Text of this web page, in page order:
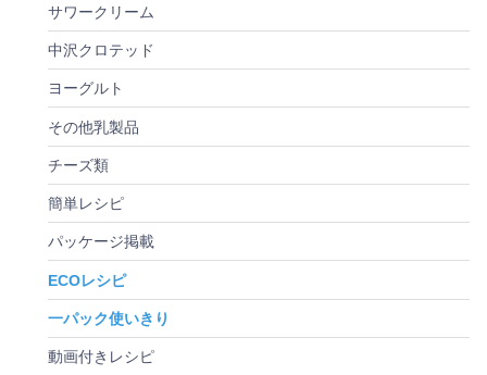
サワークリーム
中沢クロテッド
ヨーグルト
その他乳製品
チーズ類
簡単レシピ
パッケージ掲載
ECOレシピ
一パック使いきり
動画付きレシピ